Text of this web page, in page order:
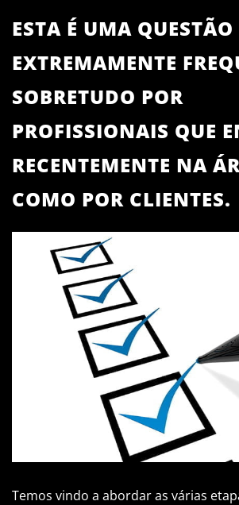
ESTA É UMA QUESTÃO
EXTREMAMENTE
SOBRETUDO POR
PROFISSIONAIS QUE
RECENTEMENTE NA
COMO POR CLIENTES.
Temos vindo a abordar as várias